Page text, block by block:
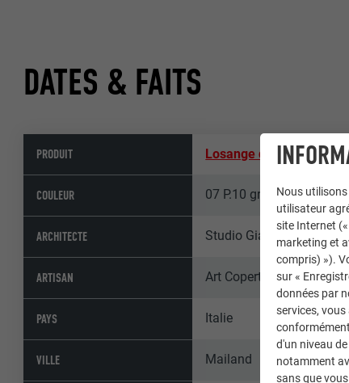
DATES & FAITS
PRODUIT Losange de toiture 44 ×
COULEUR 07 P.10 gris souris
ARCHITECTE Studio Giancarlo
ARTISAN Art Coperture S.r.l. –
PAYS Italie
VILLE Mailand
Nous
utilisateur
site Internet
marketing et
compris) »).
sur «
données par
services,
d'un niveau
notamment
sans que